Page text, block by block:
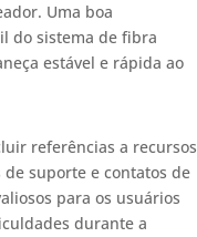
Uma boa
do sistema de fibra
estável e rápida ao
referências a recursos
suporte e contatos de
para os usuários
durante a